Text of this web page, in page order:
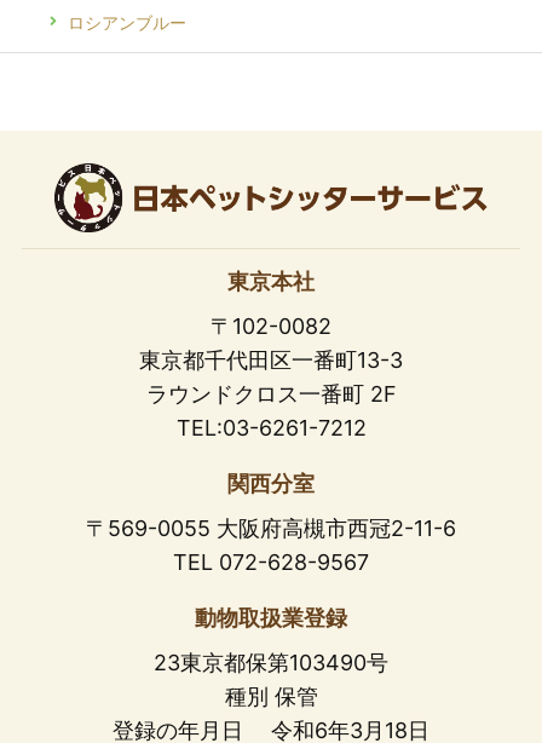
ロシアンブルー
東京本社
〒102-0082
東京都千代田区一番町13-3
ラウンドクロス一番町 2F
TEL:03-6261-7212
関西分室
〒569-0055 大阪府高槻市西冠2-11-6
TEL 072-628-9567
動物取扱業登録
23東京都保第103490号
種別 保管
登録の年月日 令和6年3月18日